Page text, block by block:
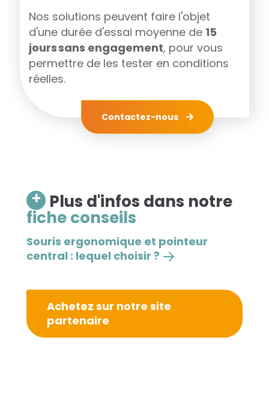
+ Plus d'infos dans notre
fiche conseils
Souris ergonomique et pointeur
central : lequel choisir ?
Achetez sur notre site
partenaire
Nos solutions peuvent faire l'objet
d'une durée d'essai moyenne de 15
jours sans engagement, pour vous
permettre de les tester en conditions
réelles.
Contactez-nous